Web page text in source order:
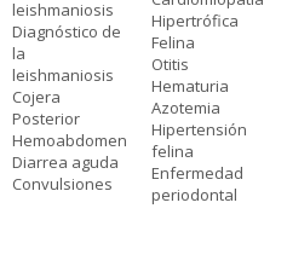
leishmaniosis
Diagnóstico de
la
leishmaniosis
Cojera
Posterior
Hemoabdomen
Diarrea aguda
Convulsiones
Hipertrófica
Felina
Otitis
Hematuria
Azotemia
Hipertensión
felina
Enfermedad
periodontal